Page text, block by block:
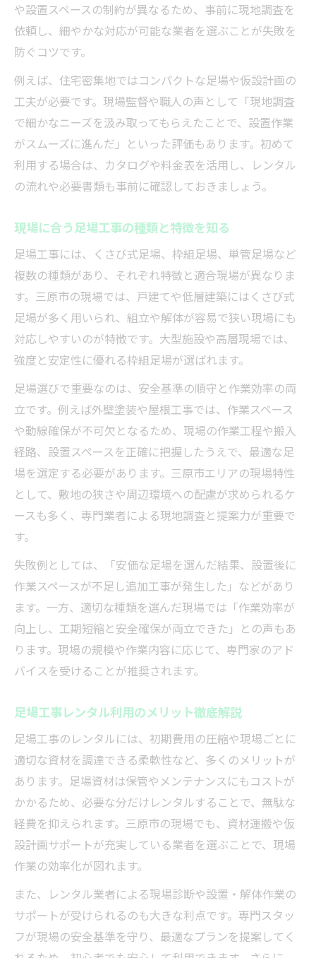
料金表やカタログを活用した価格比較術
現場に合わせた足場工事調達の工夫と事例
三共リース営業所情報を費用交渉に生かす
足場工事の総コストを抑えるポイント総ま
とめ
最新足場レンタルサービスの比較ポイント
足場工事レンタルサービスの選び方と比較
最新足場工事レンタルカタログの注目点紹
介
料金表から読み解く費用対効果の高い選択
現場目線で評価する足場工事サービス比較
現場の安全を守る足場工事実践ガイド
足場工事で守るべき安全基準とチェック項
目
現場で活かす足場工事レンタルの安全対策
三共リース提供の足場工事サービス活用例
足場工事現場での事故防止ポイント解説
レンタルカタログにある安全資材の選び方
や設置スペースの制約が異なるため、事前に現地調査を
依頼し、細やかな対応が可能な業者を選ぶことが失敗を
防ぐコツです。
例えば、住宅密集地ではコンパクトな足場や仮設計画の
工夫が必要です。現場監督や職人の声として「現地調査
で細かなニーズを汲み取ってもらえたことで、設置作業
がスムーズに進んだ」といった評価もあります。初めて
利用する場合は、カタログや料金表を活用し、レンタル
の流れや必要書類も事前に確認しておきましょう。
現場に合う足場工事の種類と特徴を知る
足場工事には、くさび式足場、枠組足場、単管足場など
複数の種類があり、それぞれ特徴と適合現場が異なりま
す。三原市の現場では、戸建てや低層建築にはくさび式
足場が多く用いられ、組立や解体が容易で狭い現場にも
対応しやすいのが特徴です。大型施設や高層現場では、
強度と安定性に優れる枠組足場が選ばれます。
足場選びで重要なのは、安全基準の順守と作業効率の両
立です。例えば外壁塗装や屋根工事では、作業スペース
や動線確保が不可欠となるため、現場の作業工程や搬入
経路、設置スペースを正確に把握したうえで、最適な足
場を選定する必要があります。三原市エリアの現場特性
として、敷地の狭さや周辺環境への配慮が求められるケ
ースも多く、専門業者による現地調査と提案力が重要で
す。
失敗例としては、「安価な足場を選んだ結果、設置後に
作業スペースが不足し追加工事が発生した」などがあり
ます。一方、適切な種類を選んだ現場では「作業効率が
向上し、工期短縮と安全確保が両立できた」との声もあ
ります。現場の規模や作業内容に応じて、専門家のアド
バイスを受けることが推奨されます。
足場工事レンタル利用のメリット徹底解説
足場工事のレンタルには、初期費用の圧縮や現場ごとに
適切な資材を調達できる柔軟性など、多くのメリットが
あります。足場資材は保管やメンテナンスにもコストが
かかるため、必要な分だけレンタルすることで、無駄な
経費を抑えられます。三原市の現場でも、資材運搬や仮
設計画サポートが充実している業者を選ぶことで、現場
作業の効率化が図れます。
また、レンタル業者による現場診断や設置・解体作業の
サポートが受けられるのも大きな利点です。専門スタッ
フが現場の安全基準を守り、最適なプランを提案してく